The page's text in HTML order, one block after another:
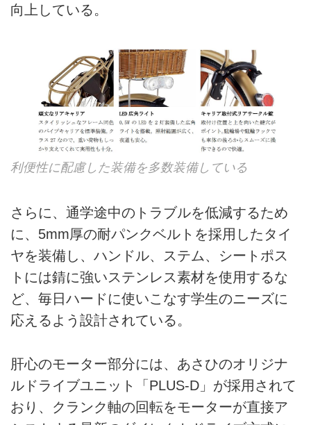
向上している。
利便性に配慮した装備を多数装備している
さらに、通学途中のトラブルを低減するため
に、5mm厚の耐パンクベルトを採用したタイ
ヤを装備し、ハンドル、ステム、シートポス
トには錆に強いステンレス素材を使用するな
ど、毎日ハードに使いこなす学生のニーズに
応えるよう設計されている。
肝心のモーター部分には、あさひのオリジナ
ルドライブユニット「PLUS-D」が採用されて
おり、クランク軸の回転をモーターが直接ア